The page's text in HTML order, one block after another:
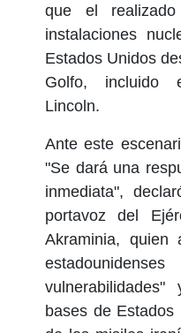
que el
instalaciones
Estados Unidos
Golfo, incluido
Lincoln.
Ante este
"Se dará una
inmediata",
portavoz del
Akraminia, quien
bases de